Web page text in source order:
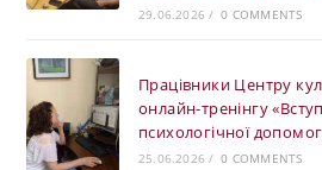
29.06.2026 / 0 COMMENTS
Працівники Центру
онлайн-тренінгу
психологічної
25.06.2026 / 0 COMMENTS